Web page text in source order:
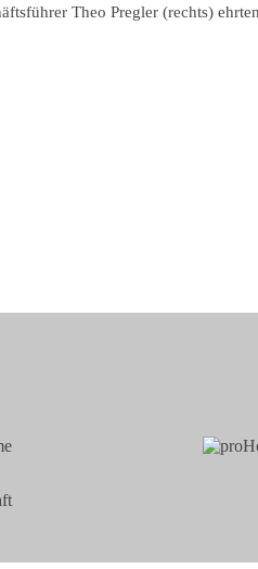
Theo Pregler (rechts)